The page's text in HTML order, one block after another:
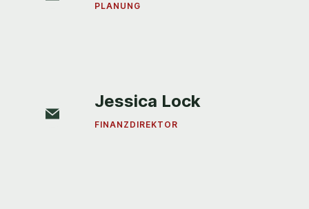
PLANUNG
Jessica Lock
FINANZDIREKTOR